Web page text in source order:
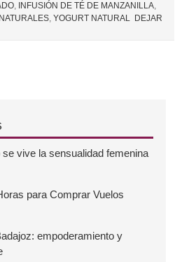
, INFUSIÓN DE TÉ DE MANZANILLA,
,YOGURT NATURAL DEJAR
vive la sensualidad femenina
para Comprar Vuelos
empoderamiento y